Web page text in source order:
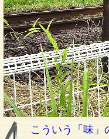
こういう「味」